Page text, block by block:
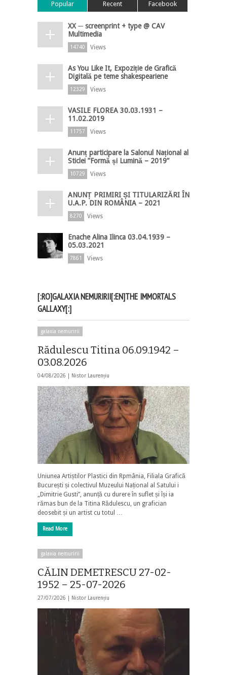
Popular Recent Facebook
XX ─ screenprint + type @ CAV
Multimedia
14740 Views
As You Like It, Expoziție de Grafică
Digitală pe teme shakespeariene
12329 Views
VASILE FLOREA 30.03.1931 –
11.02.2019
11757 Views
Anunț participare la Salonul Național al
Sticlei ”Formă și Lumină – 2019”
10729 Views
ANUNȚ PRIMIRI ȘI TITULARIZĂRI ÎN
U.A.P. DIN ROMÂNIA – 2021
8270 Views
Enache Alina Ilinca 03.04.1939 –
05.03.2021
7861 Views
[:RO]GALAXIA NEMURIRII[:EN]THE IMMORTALS
GALLAXY[:]
galaxia nemuririi
Rădulescu Titina 06.09.1942 –
03.08.2026
04/08/2026 | Nistor Laurențiu
Uniunea Artiștilor Plastici din Rpmânia, Filiala Grafică
București și colectivul Muzeului Național al Satului i
„Dimitrie Gusti”, anunță cu durere în suflet și își ia
rămas bun de la Titina Rădulescu, un grafician
deosebit și un artist cu totul …
Read More
galaxia nemuririi
CĂLIN DEMETRESCU 27-02-
1952 – 25-07-2026
27/07/2026 | Nistor Laurențiu